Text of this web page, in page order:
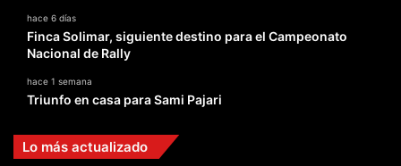
hace 6 días
Finca Solimar, siguiente destino para el Campeonato
Nacional de Rally
hace 1 semana
Triunfo en casa para Sami Pajari
Lo más actualizado